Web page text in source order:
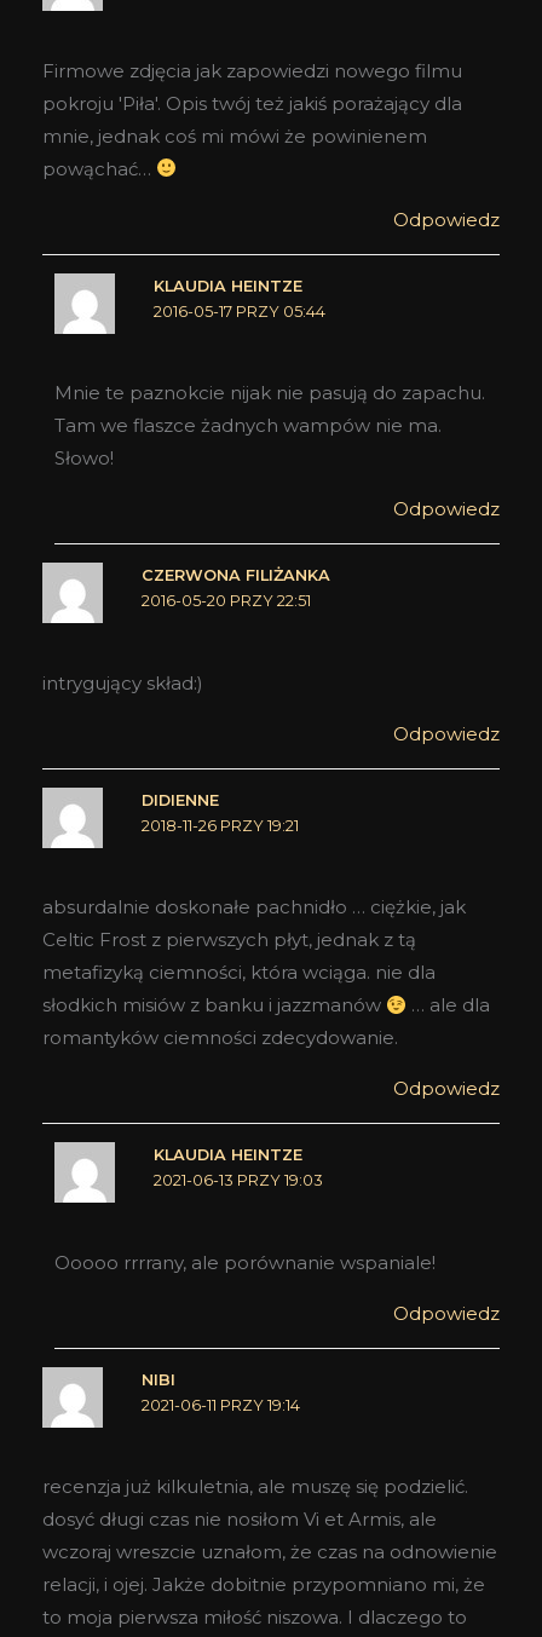
Firmowe zdjęcia jak zapowiedzi nowego filmu
pokroju 'Piła'. Opis twój też jakiś porażający dla
mnie, jednak coś mi mówi że powinienem
powąchać…
Odpowiedz
KLAUDIA HEINTZE
2016-05-17 PRZY 05:44
Mnie te paznokcie nijak nie pasują do zapachu.
Tam we flaszce żadnych wampów nie ma.
Słowo!
Odpowiedz
CZERWONA FILIŻANKA
2016-05-20 PRZY 22:51
intrygujący skład:)
Odpowiedz
DIDIENNE
2018-11-26 PRZY 19:21
absurdalnie doskonałe pachnidło … ciężkie, jak
Celtic Frost z pierwszych płyt, jednak z tą
metafizyką ciemności, która wciąga. nie dla
słodkich misiów z banku i jazzmanów
… ale dla
romantyków ciemności zdecydowanie.
Odpowiedz
KLAUDIA HEINTZE
2021-06-13 PRZY 19:03
Ooooo rrrrany, ale porównanie wspaniale!
Odpowiedz
NIBI
2021-06-11 PRZY 19:14
recenzja już kilkuletnia, ale muszę się podzielić.
dosyć długi czas nie nosiłom Vi et Armis, ale
wczoraj wreszcie uznałom, że czas na odnowienie
relacji, i ojej. Jakże dobitnie przypomniano mi, że
to moja pierwsza miłość niszowa. I dlaczego to